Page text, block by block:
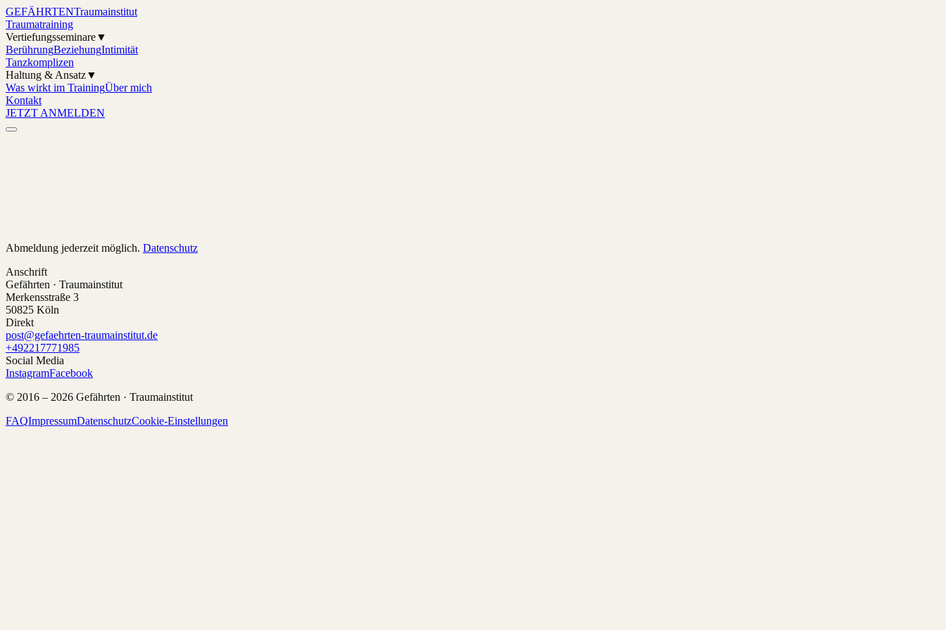
GEFÄHRTENTraumainstitut
Traumatraining
Vertiefungsseminare▼
BerührungBeziehungIntimität
Tanzkomplizen
Haltung & Ansatz▼
Was wirkt im TrainingÜber mich
Kontakt
JETZT ANMELDEN
Abmeldung jederzeit möglich. Datenschutz
Anschrift
Gefährten · Traumainstitut
Merkensstraße 3
50825 Köln
Direkt
post@gefaehrten-traumainstitut.de
+492217771985
Social Media
InstagramFacebook
© 2016 – 2026 Gefährten · Traumainstitut
FAQImpressumDatenschutzCookie-Einstellungen